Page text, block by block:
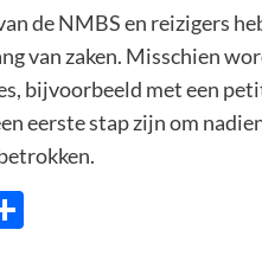
de NMBS en reizigers
van zaken. Misschien
bijvoorbeeld met een
eerste stap zijn om